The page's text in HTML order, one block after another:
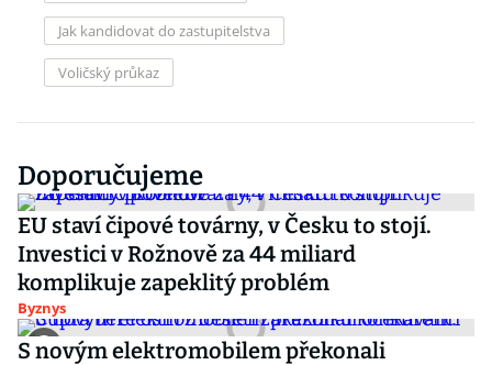
Jak kandidovat do zastupitelstva
Voličský průkaz
Doporučujeme
EU staví čipové továrny, v Česku to stojí.
Investici v Rožnově za 44 miliard
komplikuje zapeklitý problém
Byznys
S novým elektromobilem překonali